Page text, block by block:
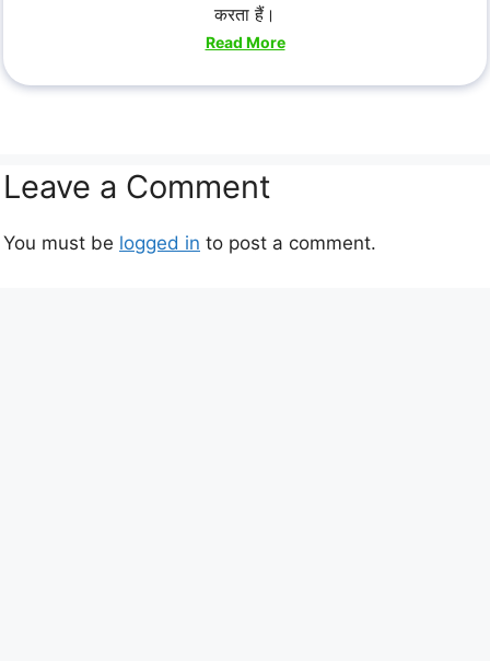
करता हैं।
Read More
Leave a Comment
You must be logged in to post a comment.